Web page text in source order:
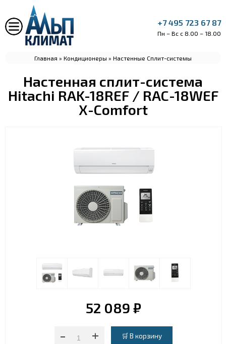
+7 495 723 67 87
Пн – Вс с 8.00 – 18.00
Главная » Кондиционеры » Настенные Сплит-системы
Настенная сплит-система
Hitachi RAK-18REF / RAC-18WEF
X-Comfort
52 089 ₽
-
+